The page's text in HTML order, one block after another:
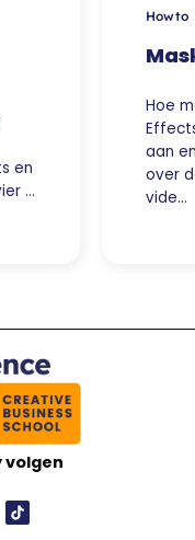
en
…
Howto
Hoe
aan
over
vide…
volgen